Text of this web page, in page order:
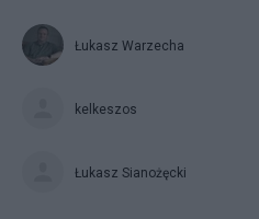
Łukasz Warzecha
kelkeszos
Łukasz Sianożęcki